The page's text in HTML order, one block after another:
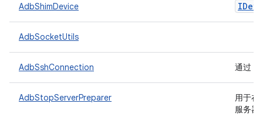
AdbShimDevice
AdbSocketUtils
AdbSshConnection 通过
AdbStopServerPreparer
用于在
服务器